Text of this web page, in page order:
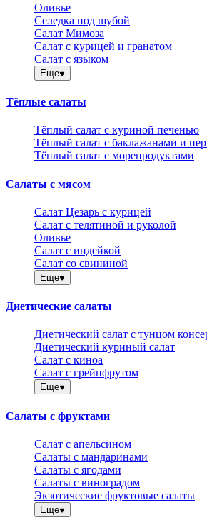
Оливье
Селедка под шубой
Салат Мимоза
Салат с курицей и гранатом
Салат с языком
Еще
Тёплые салаты
Тёплый салат с куриной печенью
Тёплый салат с баклажанами и
Тёплый салат с морепродуктами
Салаты с мясом
Салат Цезарь с курицей
Салат с телятиной и руколой
Оливье
Салат с индейкой
Салат со свининой
Еще
Диетические салаты
Диетический салат с тунцом
Диетический куриный салат
Салат с киноа
Салат с грейпфрутом
Еще
Салаты с фруктами
Салат с апельсином
Салаты с мандаринами
Салаты с ягодами
Салаты с виноградом
Экзотические фруктовые салаты
Еще